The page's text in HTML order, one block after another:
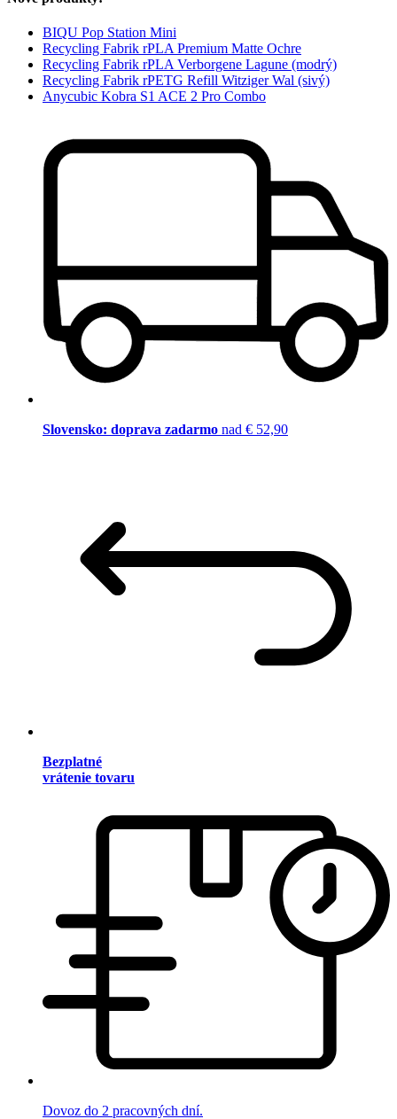
BIQU Pop Station Mini
Recycling Fabrik rPLA Premium Matte Ochre
Recycling Fabrik rPLA Verborgene Lagune (modrý)
Recycling Fabrik rPETG Refill Witziger Wal (sivý)
Anycubic Kobra S1 ACE 2 Pro Combo
Slovensko: doprava zadarmo nad € 52,90
Bezplatné
vrátenie tovaru
Dovoz do 2 pracovných dní.